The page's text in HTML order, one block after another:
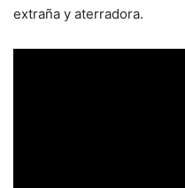
extraña y aterradora.